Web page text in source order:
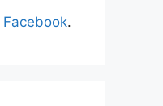
Facebook.